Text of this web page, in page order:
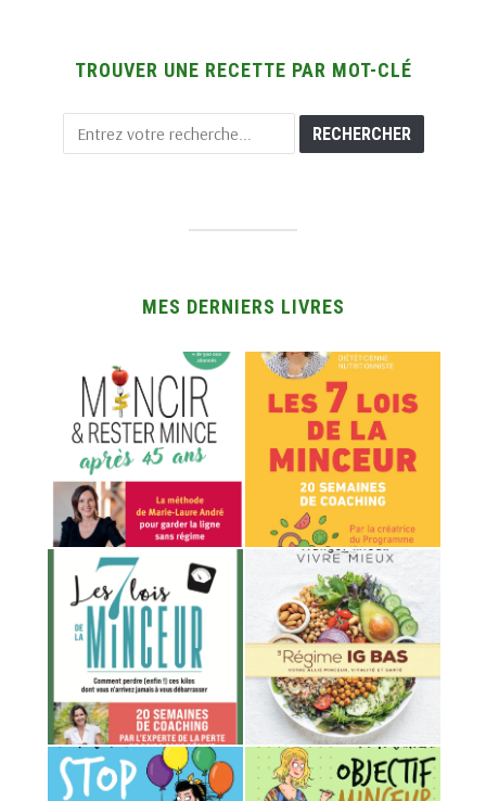
TROUVER UNE RECETTE PAR MOT-CLÉ
MES DERNIERS LIVRES